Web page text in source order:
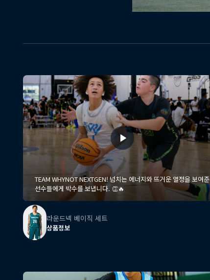
TEAM WHYNOT NEXTGEN! 넘치는 에너지와 뜨거운 열정을 보여준
선수들에게 박수를 보냅니다. 👏🔥
라운드넥 베이직 세트
상품정보